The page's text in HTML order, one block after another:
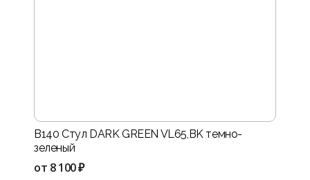
B140 Стул DARK GREEN VL65,BK темно-
зеленый
от 8 100 ₽